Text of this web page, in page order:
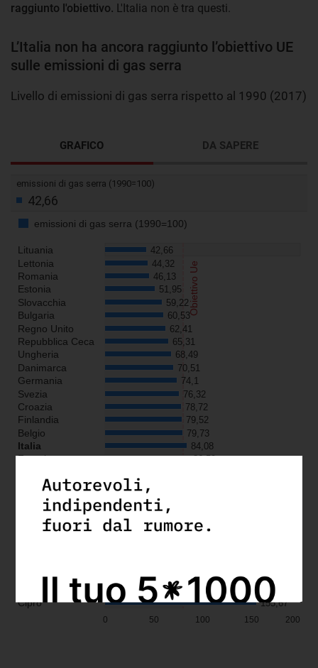
raggiunto l'obiettivo. L'Italia non è tra questi.
L’Italia non ha ancora raggiunto l’obiettivo UE
sulle emissioni di gas serra
Livello di emissioni di gas serra rispetto al 1990 (2017)
GRAFICO DA SAPERE